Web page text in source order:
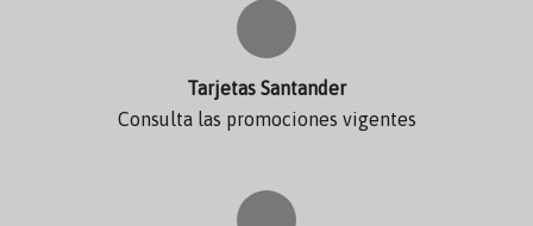
Tarjetas Santander
Consulta las promociones vigentes